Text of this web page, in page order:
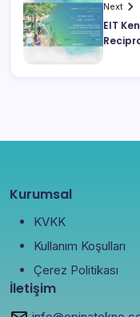
Next
EIT
Kurumsal
KVKK
Kullanım Koşulları
Çerez Politikası
İletişim